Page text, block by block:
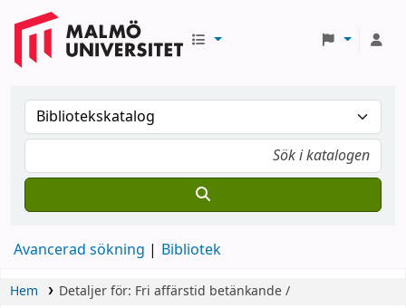
Avancerad sökning Bibliotek
Hem Detaljer för: Fri affärstid betänkande /